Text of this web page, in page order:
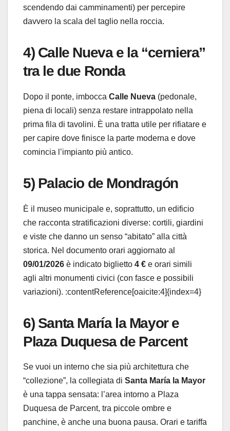
scendendo dai camminamenti) per percepire
davvero la scala del taglio nella roccia.
4) Calle Nueva e la “cerniera”
tra le due Ronda
Dopo il ponte, imbocca Calle Nueva (pedonale,
piena di locali) senza restare intrappolato nella
prima fila di tavolini. È una tratta utile per rifiatare e
per capire dove finisce la parte moderna e dove
comincia l’impianto più antico.
5) Palacio de Mondragón
È il museo municipale e, soprattutto, un edificio
che racconta stratificazioni diverse: cortili, giardini
e viste che danno un senso “abitato” alla città
storica. Nel documento orari aggiornato al
09/01/2026 è indicato biglietto 4 € e orari simili
agli altri monumenti civici (con fasce e possibili
variazioni). :contentReference[oaicite:4]{index=4}
6) Santa María la Mayor e
Plaza Duquesa de Parcent
Se vuoi un interno che sia più architettura che
“collezione”, la collegiata di Santa María la Mayor
è una tappa sensata: l’area intorno a Plaza
Duquesa de Parcent, tra piccole ombre e
panchine, è anche una buona pausa. Orari e tariffa